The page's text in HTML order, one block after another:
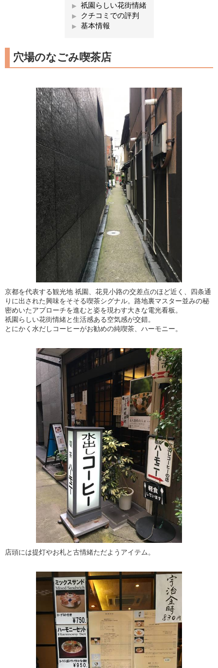
祇園らしい花街情緒
クチコミでの評判
基本情報
穴場のなごみ喫茶店
京都を代表する観光地 祇園、花見小路の交差点のほど近く、四条通
りに出された興味をそそる喫茶シグナル。路地裏マスター並みの秘
密めいたアプローチを進むと姿を現わす大きな電光看板。
祇園らしい花街情緒と生活感ある空気感が交錯。
とにかく水だしコーヒーがお勧めの純喫茶、ハーモニー。
店頭には提灯やお札と古情緒ただようアイテム。